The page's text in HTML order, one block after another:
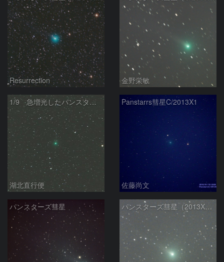
Resurrection 金野栄敏
1/9 急増光したパンスターズ彗星（C/2013 X1）
湖北直行便
Panstarrs彗星C/2013X1
佐藤尚文
パンスターズ彗星 パンスターズ彗星（2013X1）